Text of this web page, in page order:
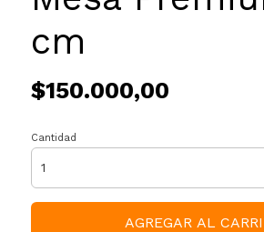
cm
$150.000,00
Cantidad
AGREGAR AL